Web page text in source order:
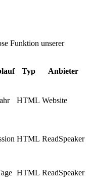
Funktion unserer
Typ Anbieter
HTML Website
HTML ReadSpeaker
HTML ReadSpeaker